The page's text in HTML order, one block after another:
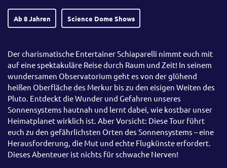
Ab 8 Jahren Science Dome Shows
Der charismatische Entertainer Schiaparelli nimmt euch mit
auf eine spektakuläre Reise durch Raum und Zeit! In seinem
wundersamen Observatorium geht es von der glühend
heißen Oberfläche des Merkur bis zu den eisigen Weiten des
Pluto. Entdeckt die Wunder und Gefahren unseres
Sonnensystems hautnah und lernt dabei, wie kostbar unser
Heimatplanet wirklich ist. Aber Vorsicht: Diese Tour führt
euch zu den gefährlichsten Orten des Sonnensystems – eine
Herausforderung, die Mut und echte Flugkünste erfordert.
Dieses Abenteuer ist nichts für schwache Nerven!